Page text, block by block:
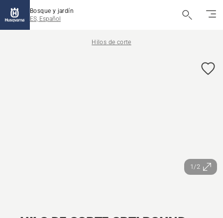
Bosque y jardín
ES, Español
Hilos de corte
1/2